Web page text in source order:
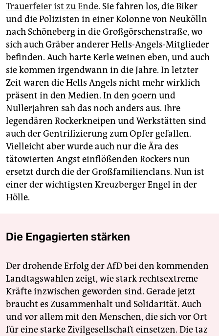
Trauerfeier ist zu Ende. Sie fahren los, die Biker
und die Polizisten in einer Kolonne von Neukölln
nach Schöneberg in die Großgörschenstraße, wo
sich auch Gräber anderer Hells-Angels-Mitglieder
befinden. Auch harte Kerle weinen eben, und auch
sie kommen irgendwann in die Jahre. In letzter
Zeit waren die Hells Angels nicht mehr wirklich
präsent in den Medien. In den 90ern und
Nullerjahren sah das noch anders aus. Ihre
legendären Rockerkneipen und Werkstätten sind
auch der Gentrifizierung zum Opfer gefallen.
Vielleicht aber wurde auch nur die Ära des
tätowierten Angst einflößenden Rockers nun
ersetzt durch die der Großfamilienclans. Nun ist
einer der wichtigsten Kreuzberger Engel in der
Hölle.
Die Engagierten stärken
Der drohende Erfolg der AfD bei den kommenden
Landtagswahlen zeigt, wie stark rechtsextreme
Kräfte inzwischen geworden sind. Gerade jetzt
braucht es Zusammenhalt und Solidarität. Auch
und vor allem mit den Menschen, die sich vor Ort
für eine starke Zivilgesellschaft einsetzen. Die taz